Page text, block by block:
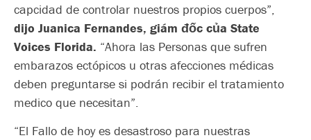
capcidad de controlar nuestros propios cuerpos”,
dijo Juanica Fernandes, giám đốc của State
Voices Florida. “Ahora las Personas que sufren
embarazos ectópicos u otras afecciones médicas
deben preguntarse si podrán recibir el tratamiento
medico que necesitan”.
“El Fallo de hoy es desastroso para nuestras